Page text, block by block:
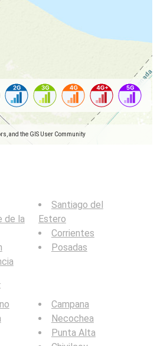
and the GIS User Community
de la
Santiago del
Estero
Corrientes
Posadas
Campana
Necochea
Punta Alta